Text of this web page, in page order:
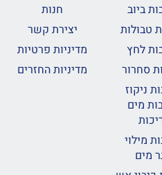
ביוב
טבולות
לחץ
סחרור
ניקוז
מים
מילוי
מים
חנות
יצירת קשר
מדיניות פרטיות
מדיניות החזרים